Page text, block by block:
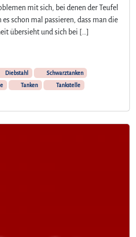
mit sich, bei denen der Teufel
schon mal passieren, dass man die
übersieht und sich bei […]
Diebstahl
Schwarztanken
Tanken
Tankstelle